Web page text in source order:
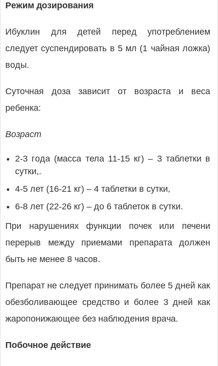
Режим дозирования
Ибуклин для детей перед употреблением
следует суспендировать в 5 мл (1 чайная ложка)
воды.
Суточная доза зависит от возраста и веса
ребенка:
Возраст
2-3 года (масса тела 11-15 кг) – 3 таблетки в
сутки,.
4-5 лет (16-21 кг) – 4 таблетки в сутки,
6-8 лет (22-26 кг) – до 6 таблеток в сутки.
При нарушениях функции почек или печени
перерыв между приемами препарата должен
быть не менее 8 часов.
Препарат не следует принимать более 5 дней как
обезболивающее средство и более 3 дней как
жаропонижающее без наблюдения врача.
Побочное действие